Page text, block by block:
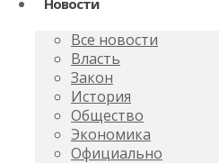
Новости
Все новости
Власть
Закон
История
Общество
Экономика
Официально